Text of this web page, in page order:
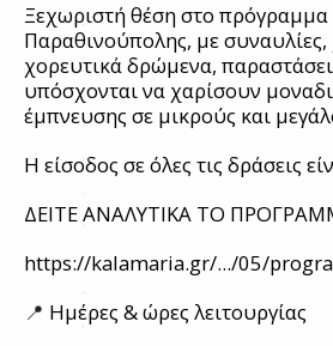
Ξεχωριστή θέση στο πρόγραμμα
Παραθινούπολης, με συναυλίες,
χορευτικά δρώμενα,
υπόσχονται να χαρίσουν
έμπνευσης σε μικρούς και
Η είσοδος σε όλες τις δράσεις
ΔΕΙΤΕ ΑΝΑΛΥΤΙΚΑ ΤΟ
https://kalamaria.gr/.../05/
📍 Ημέρες & ώρες λειτουργίας